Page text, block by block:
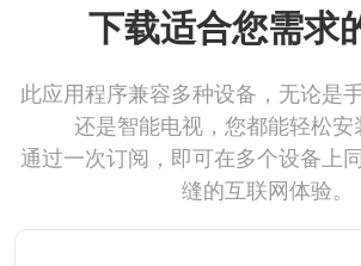
下载适合您需求
此应用程序兼容多种设备，无论是
还是智能电视，您都能轻松安
通过一次订阅，即可在多个设备上
缝的互联网体验。